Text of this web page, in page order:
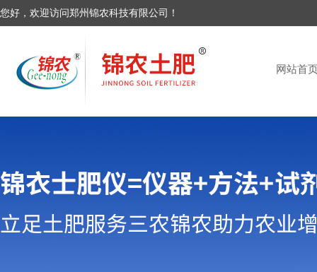
您好，欢迎访问郑州锦农科技有限公司！
网站首